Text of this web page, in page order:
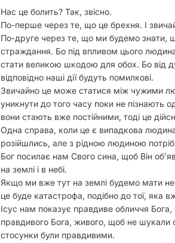
Нас це болить? Так, звісно.
По-перше через те, що це брехня. І
По-друге через те, що ми будемо знати,
страждання. Бо під впливом цього
стати великою шкодою для обох. Бо від
відповідно наші дії будуть помилкові.
Звичайно це може статися між чужими
уникнути до того часу поки не пізнають
вони стають вже постійними, тоді це
Одна справа, коли це є випадкова людина
розійшлись, але з рідною людиною
Бог посилає нам Свого сина, щоб Він
на землі і в небі.
Якщо ми вже тут на землі будемо мати
це буде катастрофа, подібно до тої, яка
Ісус нам показує правдиве обличчя
правдивого Бога, живого, щоб не шукали
стосунки були правдивими.